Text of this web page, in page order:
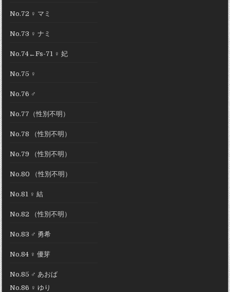
No.72 ♀ マミ
No.73 ♀ ナミ
No.74←Fs-71 ♀ 妃
No.75 ♀
No.76 ♂
No.77（性別不明）
No.78 （性別不明）
No.79 （性別不明）
No.80 （性別不明）
No.81 ♀ 結
No.82 （性別不明）
No.83 ♂ 勇希
No.84 ♀ 優芽
No.85 ♂ あおば
No.86 ♀ ゆり